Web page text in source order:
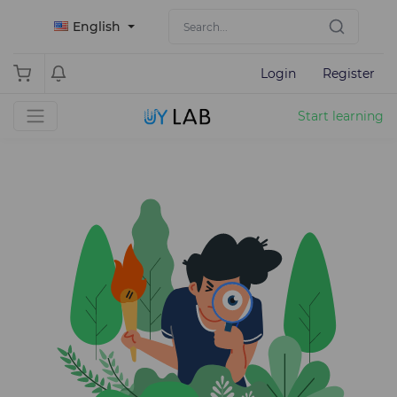
English
Login Register
Start learning